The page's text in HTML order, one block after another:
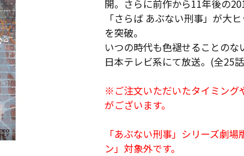
開。さらに前作から11年後の
「さらば あぶない刑事」が大
を突破。
いつの時代も色褪せることの
日本テレビ系にて放送。(全25
※ご注文いただいたタイミング
がございます。
「あぶない刑事」シリーズ劇
ン」対象外です。